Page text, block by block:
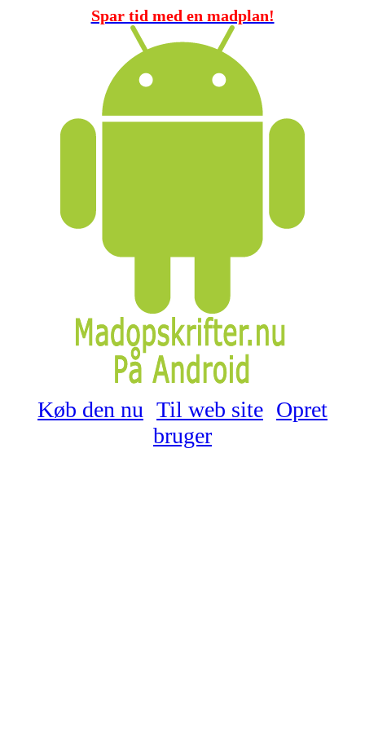
Spar tid med en madplan!
Køb den nu Til web site Opret
bruger